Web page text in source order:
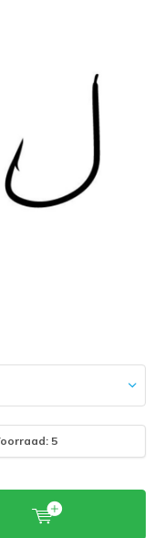
5